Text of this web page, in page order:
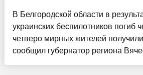
В Белгородской области в
украинских беспилотников погиб
четверо мирных жителей
сообщил губернатор региона